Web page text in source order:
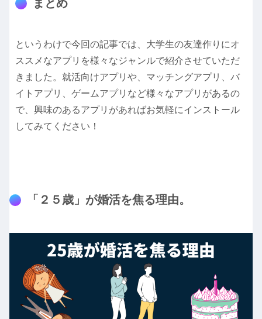
まとめ
というわけで今回の記事では、大学生の友達作りにオ
ススメなアプリを様々なジャンルで紹介させていただ
きました。就活向けアプリや、マッチングアプリ、バ
イトアプリ、ゲームアプリなど様々なアプリがあるの
で、興味のあるアプリがあればお気軽にインストール
してみてください！
「２５歳」が婚活を焦る理由。